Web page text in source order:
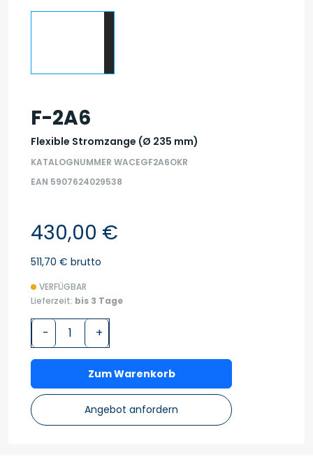
F-2A6
Flexible Stromzange (Ø 235 mm)
KATALOGNUMMER WACEGF2A6OKR
EAN 5907624029538
430,00 €
511,70 € brutto
VERFÜGBAR
Lieferzeit: bis 3 Tage
- +
Zum Warenkorb
Angebot anfordern